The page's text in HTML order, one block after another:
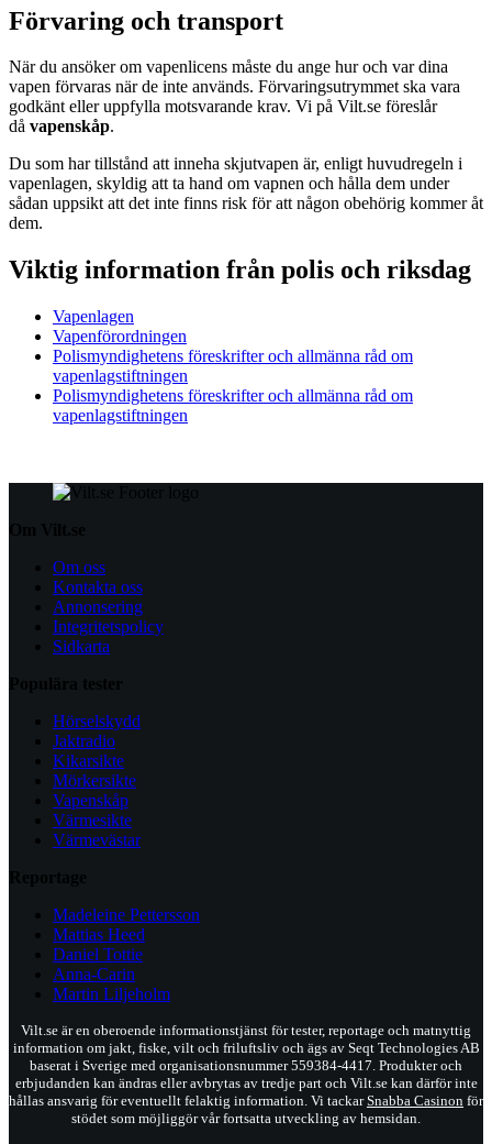
Förvaring och transport
När du ansöker om vapenlicens måste du ange hur och var dina
vapen förvaras när de inte används. Förvaringsutrymmet ska vara
godkänt eller uppfylla motsvarande krav. Vi på Vilt.se föreslår
då vapenskåp.
Du som har tillstånd att inneha skjutvapen är, enligt huvudregeln i
vapenlagen, skyldig att ta hand om vapnen och hålla dem under
sådan uppsikt att det inte finns risk för att någon obehörig kommer åt
dem.
Viktig information från polis och riksdag
Vapenlagen
Vapenförordningen
Polismyndighetens föreskrifter och allmänna råd om
vapenlagstiftningen
Polismyndighetens föreskrifter och allmänna råd om
vapenlagstiftningen
Om Vilt.se
Om oss
Kontakta oss
Annonsering
Integritetspolicy
Sidkarta
Populära tester
Hörselskydd
Jaktradio
Kikarsikte
Mörkersikte
Vapenskåp
Värmesikte
Värmevästar
Reportage
Madeleine Pettersson
Mattias Heed
Daniel Tottie
Anna-Carin
Martin Liljeholm
Vilt.se är en oberoende informationstjänst för tester, reportage och matnyttig
information om jakt, fiske, vilt och friluftsliv och ägs av Seqt Technologies AB
baserat i Sverige med organisationsnummer 559384-4417. Produkter och
erbjudanden kan ändras eller avbrytas av tredje part och Vilt.se kan därför inte
hållas ansvarig för eventuellt felaktig information. Vi tackarSnabba Casinon för
stödet som möjliggör vår fortsatta utveckling av hemsidan.